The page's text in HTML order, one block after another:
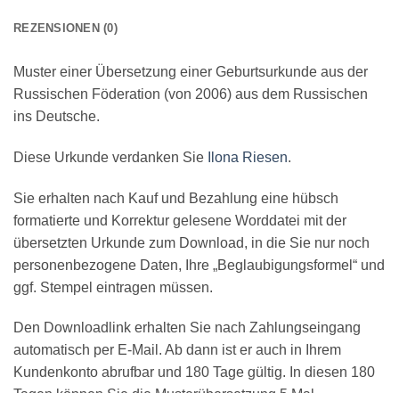
REZENSIONEN (0)
Muster einer Übersetzung einer Geburtsurkunde aus der
Russischen Föderation (von 2006) aus dem Russischen
ins Deutsche.
Diese Urkunde verdanken Sie Ilona Riesen.
Sie erhalten nach Kauf und Bezahlung eine hübsch
formatierte und Korrektur gelesene Worddatei mit der
übersetzten Urkunde zum Download, in die Sie nur noch
personenbezogene Daten, Ihre „Beglaubigungsformel“ und
ggf. Stempel eintragen müssen.
Den Downloadlink erhalten Sie nach Zahlungseingang
automatisch per E-Mail. Ab dann ist er auch in Ihrem
Kundenkonto abrufbar und 180 Tage gültig. In diesen 180